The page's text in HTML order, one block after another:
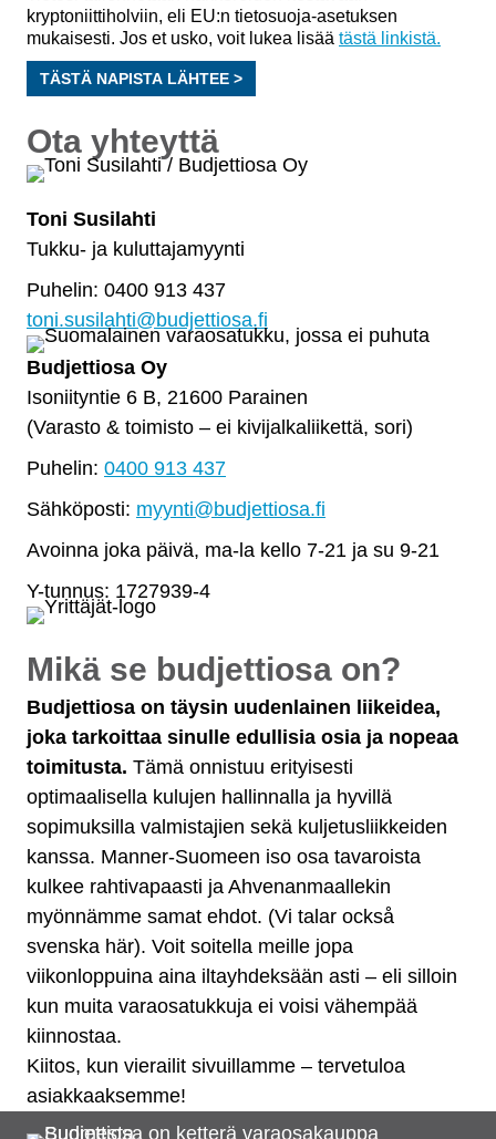
kryptoniittiholviin, eli EU:n tietosuoja-asetuksen
mukaisesti. Jos et usko, voit lukea lisää tästä linkistä.
TÄSTÄ NAPISTA LÄHTEE >
Ota yhteyttä
Toni Susilahti
Tukku- ja kuluttajamyynti
Puhelin: 0400 913 437
toni.susilahti@budjettiosa.fi
Budjettiosa Oy
Isoniityntie 6 B, 21600 Parainen
(Varasto & toimisto – ei kivijalkaliikettä, sori)
Puhelin: 0400 913 437
Sähköposti: myynti@budjettiosa.fi
Avoinna joka päivä, ma-la kello 7-21 ja su 9-21
Y-tunnus: 1727939-4
Mikä se budjettiosa on?
Budjettiosa on täysin uudenlainen liikeidea,
joka tarkoittaa sinulle edullisia osia ja nopeaa
toimitusta. Tämä onnistuu erityisesti
optimaalisella kulujen hallinnalla ja hyvillä
sopimuksilla valmistajien sekä kuljetusliikkeiden
kanssa. Manner-Suomeen iso osa tavaroista
kulkee rahtivapaasti ja Ahvenanmaallekin
myönnämme samat ehdot. (Vi talar också
svenska här). Voit soitella meille jopa
viikonloppuina aina iltayhdeksään asti – eli silloin
kun muita varaosatukkuja ei voisi vähempää
kiinnostaa.
Kiitos, kun vierailit sivuillamme – tervetuloa
asiakkaaksemme!